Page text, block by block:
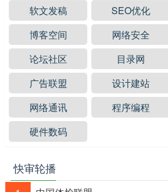
软文发稿
SEO优化
博客空间
网络安全
论坛社区
目录网
广告联盟
设计建站
网络通讯
程序编程
硬件数码
快审轮播